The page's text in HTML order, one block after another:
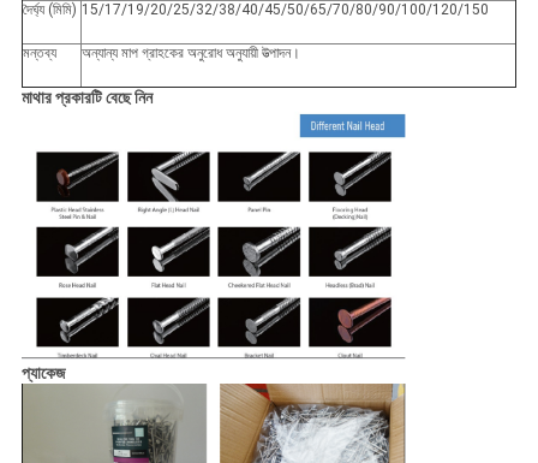
দৈর্ঘ্য (মিমি) 15/17/19/20/25/32/38/40/45/50/65/70/80/90/100/120/150
মন্তব্য অন্যান্য মাপ গ্রাহকের অনুরোধ অনুযায়ী উত্পাদন।
মাথার প্রকারটি বেছে নিন
প্যাকেজ